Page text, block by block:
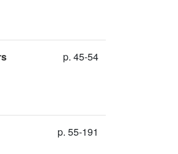
p. 45-54
p. 55-191